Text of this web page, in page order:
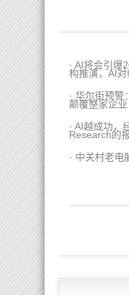
· AI将会引爆
构推演，AI
· 华尔街预警
颠覆整家企业
· AI越成功，
Research的
· 中关村老电